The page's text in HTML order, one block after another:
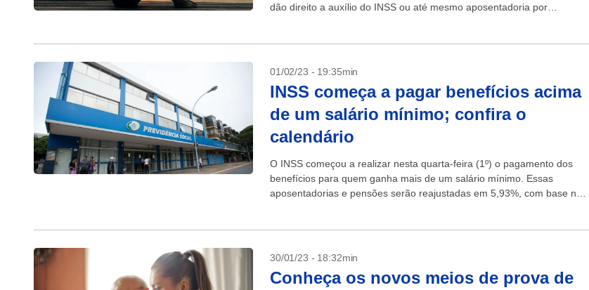
dão direito a auxílio do INSS ou até mesmo aposentadoria por
01/02/23 - 19:35min
INSS começa a pagar benefícios acima
de um salário mínimo; confira o
calendário
O INSS começou a realizar nesta quarta-feira (1º) o pagamento dos
benefícios para quem ganha mais de um salário mínimo. Essas
aposentadorias e pensões serão reajustadas em 5,93%, com base na
30/01/23 - 18:32min
Conheça os novos meios de prova de